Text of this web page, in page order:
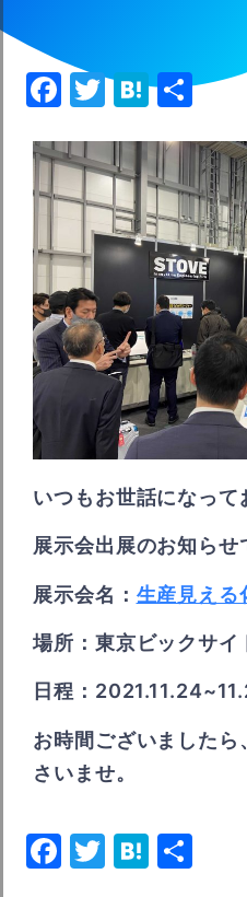
Facebook
Twitter
共
いつもお世話になって
展示会出展のお知らせ
展示会名： 生産見える
場所：東京ビックサイ
日程：
お時間ございました
さいませ。
Facebook
Twitter